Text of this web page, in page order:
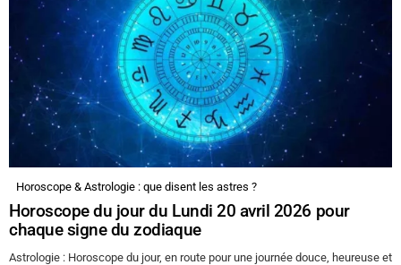
Horoscope & Astrologie : que disent les astres ?
Horoscope du jour du Lundi 20 avril 2026 pour
chaque signe du zodiaque
Astrologie : Horoscope du jour, en route pour une journée douce, heureuse et